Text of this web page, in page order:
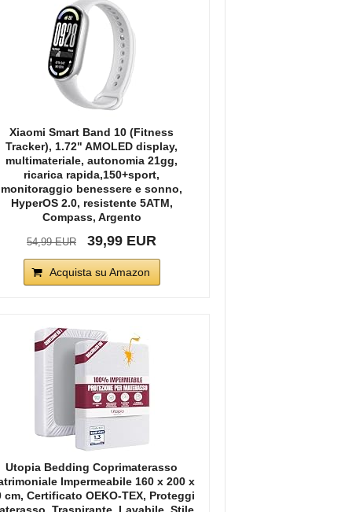
Xiaomi Smart Band 10 (Fitness
Tracker), 1.72" AMOLED display,
multimateriale, autonomia 21gg,
ricarica rapida,150+sport,
monitoraggio benessere e sonno,
HyperOS 2.0, resistente 5ATM,
Compass, Argento
54,99 EUR 39,99 EUR
Acquista su Amazon
Utopia Bedding Coprimaterasso
Impermeabile 160 x 200 x
cm, Certificato OEKO-TEX, Proteggi